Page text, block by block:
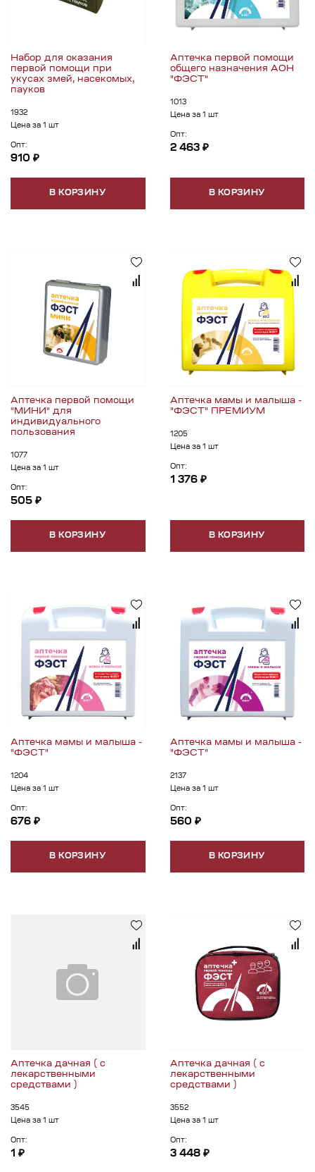
Набор для оказания
первой помощи при
укусах змей, насекомых,
пауков
1932
Цена за 1 шт
Опт:
910 ₽
В КОРЗИНУ
Аптечка первой помощи
общего назначения АОН
"ФЭСТ"
1013
Цена за 1 шт
Опт:
2 463 ₽
В КОРЗИНУ
Аптечка первой помощи
"МИНИ" для
индивидуального
пользования
1077
Цена за 1 шт
Опт:
505 ₽
В КОРЗИНУ
Аптечка мамы и малыша -
"ФЭСТ" ПРЕМИУМ
1205
Цена за 1 шт
Опт:
1 376 ₽
В КОРЗИНУ
Аптечка мамы и малыша -
"ФЭСТ"
1204
Цена за 1 шт
Опт:
676 ₽
В КОРЗИНУ
Аптечка мамы и малыша -
"ФЭСТ"
2137
Цена за 1 шт
Опт:
560 ₽
В КОРЗИНУ
Аптечка дачная ( с
лекарственными
средствами )
3545
Цена за 1 шт
Опт:
1 ₽
Аптечка дачная ( с
лекарственными
средствами )
3552
Цена за 1 шт
Опт:
3 448 ₽